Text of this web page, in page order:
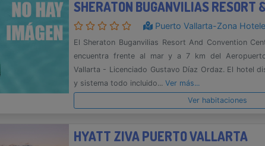
Puerto Vallarta-Zona
El Sheraton Buganvilias Resort And Convention
encuentra frente al mar y a 7 km del
Vallarta - Licenciado Gustavo Díaz Ordaz. El hotel
y sistema todo incluido... Ver más...
Ver habitaciones
HYATT ZIVA PUERTO VALLARTA